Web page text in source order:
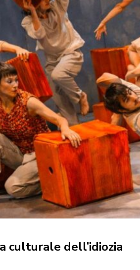
culturale dell’idiozia